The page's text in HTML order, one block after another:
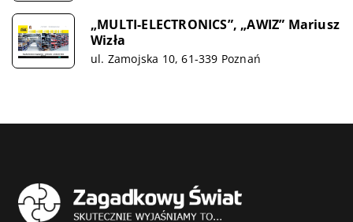
„MULTI-ELECTRONICS”, „AWIZ” Mariusz
Wizła
ul. Zamojska 10, 61-339 Poznań